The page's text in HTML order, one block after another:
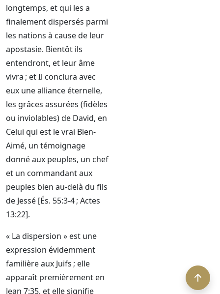
longtemps, et qui les a
finalement dispersés parmi
les nations à cause de leur
apostasie. Bientôt ils
entendront, et leur âme
vivra ; et Il conclura avec
eux une alliance éternelle,
les grâces assurées (fidèles
ou inviolables) de David, en
Celui qui est le vrai Bien-
Aimé, un témoignage
donné aux peuples, un chef
et un commandant aux
peuples bien au-delà du fils
de Jessé [És. 55:3-4 ; Actes
13:22].
« La dispersion » est une
expression évidemment
familière aux Juifs ; elle
apparaît premièrement en
Jean 7:35, et elle signifie